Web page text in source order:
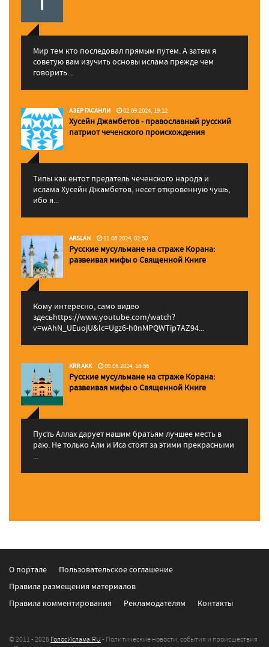
Мир тем кто последовал прямым путем. А затем я
советую вам изучить основы ислама прежде чем
говорить...
АЗЕР ГАСАНЛИ 02.09.2024, 19:12
Хусейн Джамбетов - православный русский
патриот чеченского происхождения
Типы как ентот предатель чеченского народа и
ислама Хусейн Джамбетов, несет откровенную чушь,
ибо я...
ARSLAN 11.06.2024, 02:50
Русские мусульмане на страже Корана:
pазвеивая мифы о Священной Книге
Кому интересно, само видео
здесьhttps://www.youtube.com/watch?
v=wAhN_UEuojU&lc=Ugz6-h0nMPQWTip7AZ94...
KRR AKK 09.06.2024, 18:56
Русские мусульмане на страже Корана:
pазвеивая мифы о Священной Книге
Пусть Аллах дарует нашим братьям лучшее месть в
раю. Не только Али и Иса стоят за этими прекрасными
...
О портале
Пользовательское соглашение
Правила размещения материалов
Правила комментирования
Рекламодателям Контакты
© 2011 - 2026 ГолосИслама.RU - Политические новости, события и происшествия